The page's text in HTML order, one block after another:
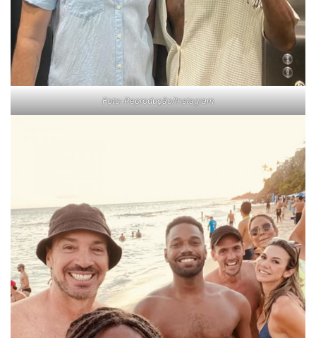
Foto: Reprodução/Instagram